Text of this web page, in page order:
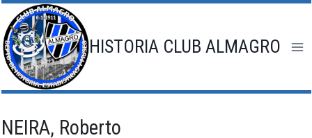
Saltar
al
contenido
HISTORIA CLUB ALMAGRO
NEIRA, Roberto